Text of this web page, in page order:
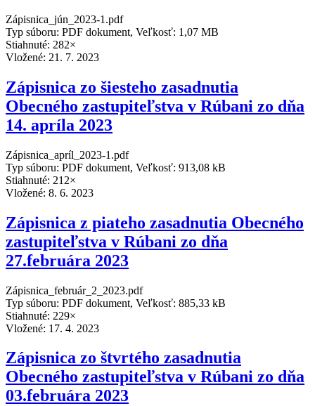
Zápisnica_jún_2023-1.pdf
Typ súboru: PDF dokument, Veľkosť: 1,07 MB
Stiahnuté: 282×
Vložené: 21. 7. 2023
Zápisnica zo šiesteho zasadnutia
Obecného zastupiteľstva v Rúbani zo dňa
14. apríla 2023
Zápisnica_apríl_2023-1.pdf
Typ súboru: PDF dokument, Veľkosť: 913,08 kB
Stiahnuté: 212×
Vložené: 8. 6. 2023
Zápisnica z piateho zasadnutia Obecného
zastupiteľstva v Rúbani zo dňa
27.februára 2023
Zápisnica_február_2_2023.pdf
Typ súboru: PDF dokument, Veľkosť: 885,33 kB
Stiahnuté: 229×
Vložené: 17. 4. 2023
Zápisnica zo štvrtého zasadnutia
Obecného zastupiteľstva v Rúbani zo dňa
03.februára 2023